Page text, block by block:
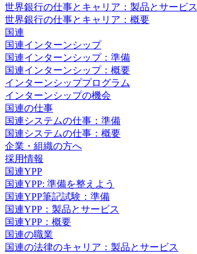
世界銀行の仕事とキャリア：製品とサービス
世界銀行の仕事とキャリア：概要
国連
国連インターンシップ
国連インターンシップ：準備
国連インターンシップ：概要
インターンシッププログラム
インターンシップの機会
国連の仕事
国連システムの仕事：準備
国連システムの仕事：概要
企業・組織の方へ
採用情報
国連YPP
国連YPP: 準備を整えよう
国連YPP筆記試験：準備
国連YPP：製品とサービス
国連YPP：概要
国連の職業
国連の法律のキャリア：製品とサービス